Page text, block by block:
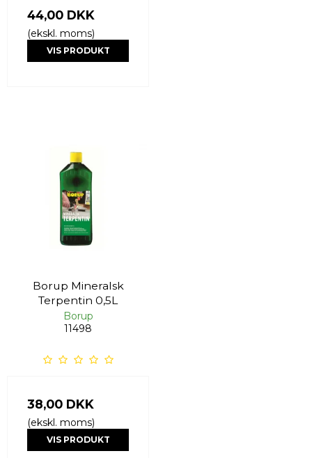
44,00 DKK
(ekskl. moms)
VIS PRODUKT
Borup Mineralsk
Terpentin 0,5L
Borup
11498
38,00 DKK
(ekskl. moms)
VIS PRODUKT